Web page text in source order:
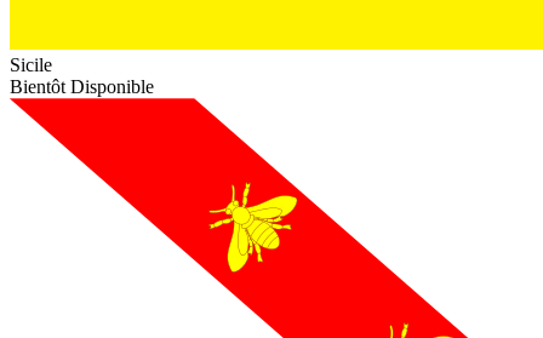
Sicile
Bientôt Disponible